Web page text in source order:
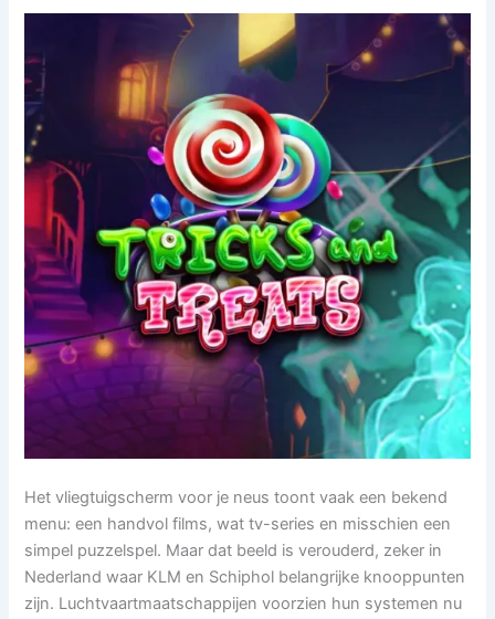
Het vliegtuigscherm voor je neus toont vaak een bekend
menu: een handvol films, wat tv-series en misschien een
simpel puzzelspel. Maar dat beeld is verouderd, zeker in
Nederland waar KLM en Schiphol belangrijke knooppunten
zijn. Luchtvaartmaatschappijen voorzien hun systemen nu